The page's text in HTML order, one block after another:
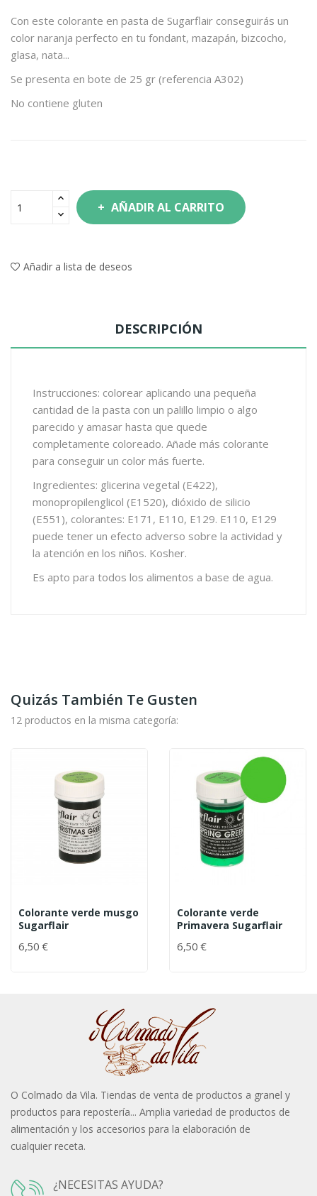
Con este colorante en pasta de Sugarflair conseguirás un
color naranja perfecto en tu fondant, mazapán, bizcocho,
glasa, nata...
Se presenta en bote de 25 gr (referencia A302)
No contiene gluten
AÑADIR AL CARRITO
Añadir a lista de deseos
DESCRIPCIÓN
Instrucciones: colorear aplicando una pequeña
cantidad de la pasta con un palillo limpio o algo
parecido y amasar hasta que quede
completamente coloreado. Añade más colorante
para conseguir un color más fuerte.
Ingredientes: glicerina vegetal (E422),
monopropilenglicol (E1520), dióxido de silicio
(E551), colorantes: E171, E110, E129. E110, E129
puede tener un efecto adverso sobre la actividad y
la atención en los niños. Kosher.
Es apto para todos los alimentos a base de agua.
Quizás También Te Gusten
12 productos en la misma categoría:
Colorante verde musgo
Sugarflair
6,50 €
Colorante verde
Primavera Sugarflair
6,50 €
O Colmado da Vila. Tiendas de venta de productos a granel y
productos para repostería... Amplia variedad de productos de
alimentación y los accesorios para la elaboración de
cualquier receta.
¿NECESITAS AYUDA?